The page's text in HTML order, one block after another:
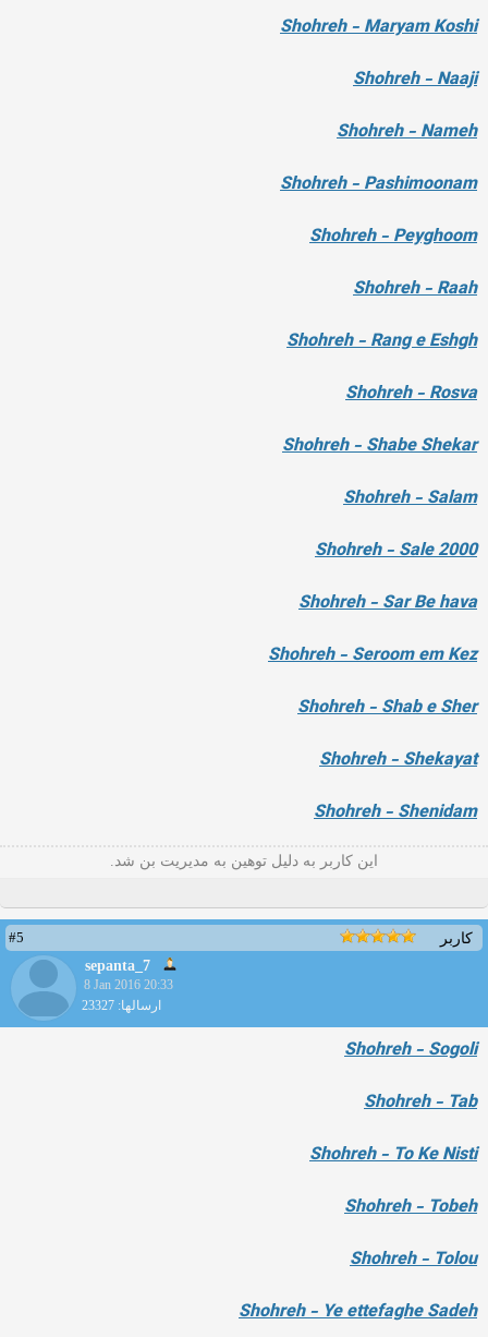
Shohreh - Maryam Koshi
Shohreh - Naaji
Shohreh - Nameh
Shohreh - Pashimoonam
Shohreh - Peyghoom
Shohreh - Raah
Shohreh - Rang e Eshgh
Shohreh - Rosva
Shohreh - Shabe Shekar
Shohreh - Salam
Shohreh - Sale 2000
Shohreh - Sar Be hava
Shohreh - Seroom em Kez
Shohreh - Shab e Sher
Shohreh - Shekayat
Shohreh - Shenidam
این کاربر به دلیل توهین به مدیریت بن شد.
کاربر
#5
sepanta_7
8 Jan 2016 20:33
ارسالها: 23327
Shohreh - Sogoli
Shohreh - Tab
Shohreh - To Ke Nisti
Shohreh - Tobeh
Shohreh - Tolou
Shohreh - Ye ettefaghe Sadeh